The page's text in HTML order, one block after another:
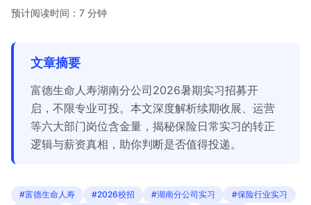
预计阅读时间：7 分钟
文章摘要
富德生命人寿湖南分公司2026暑期实习招募开
启，不限专业可投。本文深度解析续期收展、运营
等六大部门岗位含金量，揭秘保险日常实习的转正
逻辑与薪资真相，助你判断是否值得投递。
#富德生命人寿 #2026校招 #湖南分公司实习
#保险行业实习